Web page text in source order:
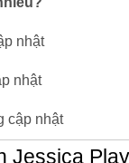
nhật
nhật
cập nhật
Jessica